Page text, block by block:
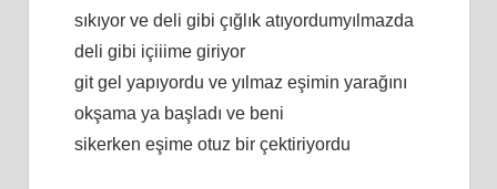
sıkıyor ve deli gibi çığlık atıyordumyılmazda
deli gibi içiiime giriyor
git gel yapıyordu ve yılmaz eşimin yarağını
okşama ya başladı ve beni
sikerken eşime otuz bir çektiriyordu